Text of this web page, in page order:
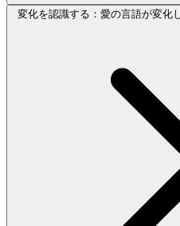
変化を認識する：愛の言語が変化